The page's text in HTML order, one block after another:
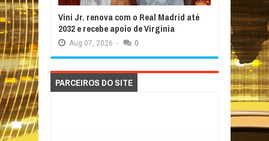
Vini Jr. renova com o Real Madrid até
2032 e recebe apoio de Virginia
Aug 07, 2026 - 0
PARCEIROS DO SITE